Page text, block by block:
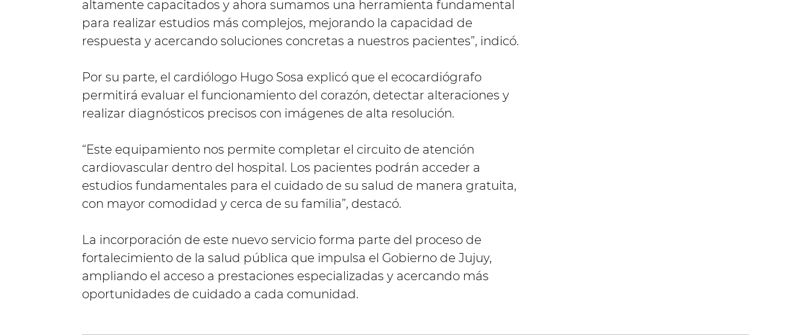
altamente capacitados y ahora sumamos una herramienta fundamental
para realizar estudios más complejos, mejorando la capacidad de
respuesta y acercando soluciones concretas a nuestros pacientes”, indicó.
Por su parte, el cardiólogo Hugo Sosa explicó que el ecocardiógrafo
permitirá evaluar el funcionamiento del corazón, detectar alteraciones y
realizar diagnósticos precisos con imágenes de alta resolución.
“Este equipamiento nos permite completar el circuito de atención
cardiovascular dentro del hospital. Los pacientes podrán acceder a
estudios fundamentales para el cuidado de su salud de manera gratuita,
con mayor comodidad y cerca de su familia”, destacó.
La incorporación de este nuevo servicio forma parte del proceso de
fortalecimiento de la salud pública que impulsa el Gobierno de Jujuy,
ampliando el acceso a prestaciones especializadas y acercando más
oportunidades de cuidado a cada comunidad.